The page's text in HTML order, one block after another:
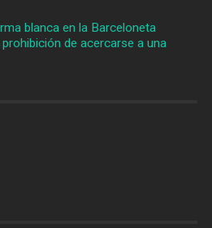
blanca en la Barceloneta
de acercarse a una